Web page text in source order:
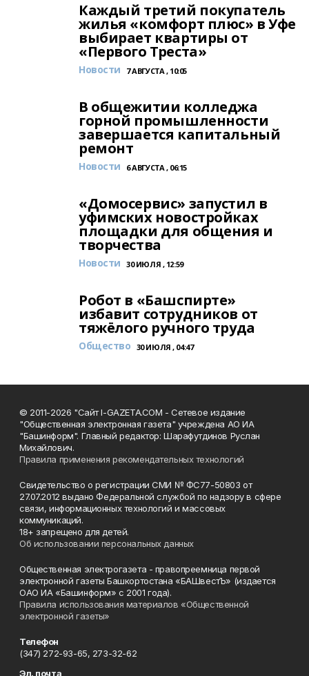
Каждый третий покупатель
жилья «комфорт плюс» в Уфе
выбирает квартиры от
«Первого Треста»
Новости 7 АВГУСТА , 10:05
В общежитии колледжа
горной промышленности
завершается капитальный
ремонт
Новости 6 АВГУСТА , 06:15
«Домосервис» запустил в
уфимских новостройках
площадки для общения и
творчества
Новости 30 ИЮЛЯ , 12:59
Робот в «Башспирте»
избавит сотрудников от
тяжёлого ручного труда
Общество 30 ИЮЛЯ , 04:47
© 2011-2026 "Сайт I-GAZETA.COM - Сетевое издание
"Общественная электронная газета" учреждена АО ИА
"Башинформ". Главный редактор: Шарафутдинов Руслан
Михайлович.
Правила применения рекомендательных технологий
Свидетельство о регистрации СМИ № ФС77-50803 от
27.07.2012 выдано Федеральной службой по надзору в сфере
связи, информационных технологий и массовых
коммуникаций.
18+ запрещено для детей.
Об использовании персональных данных
Общественная электрогазета - правопреемница первой
электронной газеты Башкортостана «БАШвестЪ» (издается
ОАО ИА «Башинформ» с 2001 года).
Правила использования материалов «Общественной
электронной газеты»
Телефон
(347) 272-93-65, 273-32-62
Эл. почта